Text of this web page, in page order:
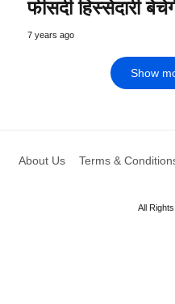
फीसदी हिस्सेदारी
7 years ago
Show
About Us Terms &
All